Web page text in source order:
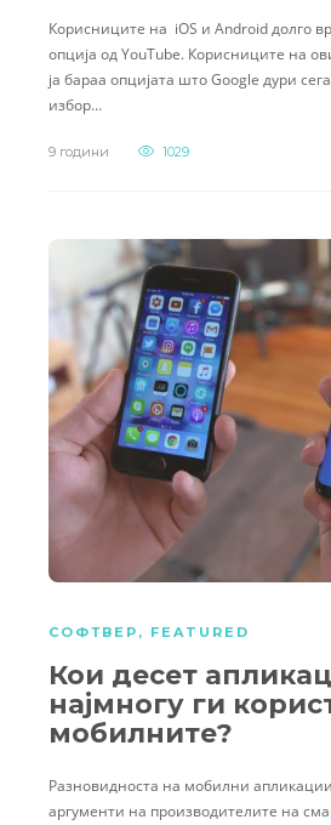
Корисниците на iOS и Android долго
опција од YouTube. Корисниците на
ја бараа опцијата што Google дури
избор…
9 години 1029
СОФТВЕР , FEATURED
Кои десет
најмногу ги
мобилните?
Разновидноста на мобилни
аргументи на производителите на